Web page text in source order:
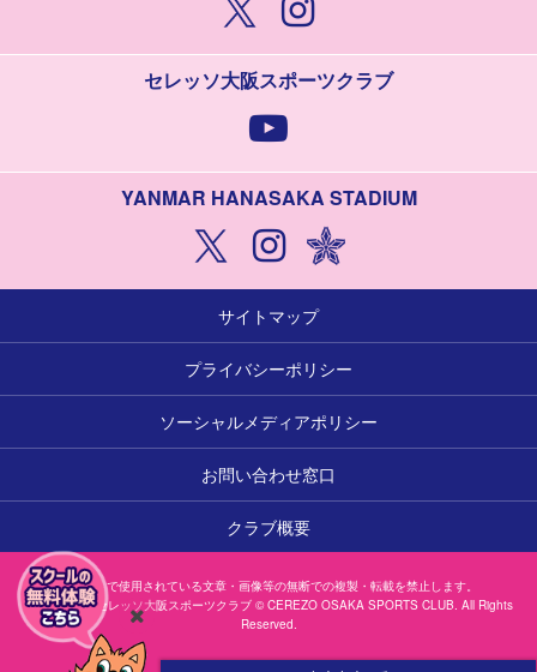
セレッソ大阪スポーツクラブ
YANMAR HANASAKA STADIUM
サイトマップ
プライバシーポリシー
ソーシャルメディアポリシー
お問い合わせ窓口
クラブ概要
本サイトで使用されている文章・画像等の無断での複製・転載を禁止します。
一般社団法人セレッソ大阪スポーツクラブ © CEREZO OSAKA SPORTS CLUB. All Rights
Reserved.
閉